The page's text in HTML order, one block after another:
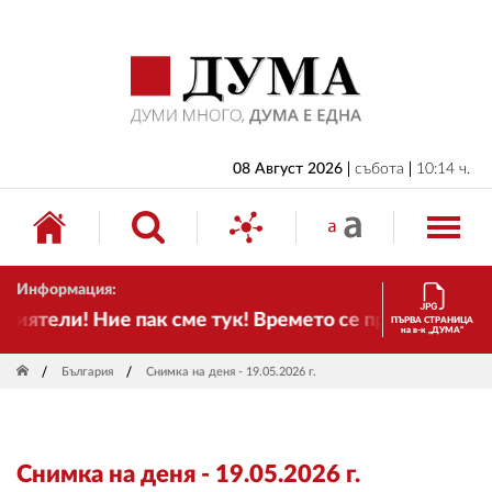
08 Август 2026 събота 10:14 ч.
Информация:
Ние пак сме тук! Времето се променя иПЪРВА СТРАНИЦА
на в-к „ДУМА“
България Снимка на деня - 19.05.2026 г.
Снимка на деня - 19.05.2026 г.
БЪЛГАРИЯ
ИКОНОМИКА
ИЗБОРИ
СВЯТ
ДРУГИ